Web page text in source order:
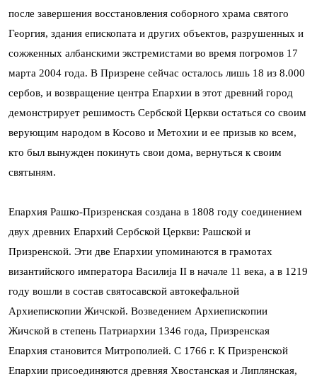
после завершения восстановления соборного храма святого
Георгия, здания епископата и других объектов, разрушенных и
сожженных албанскими экстремистами во время погромов 17
марта 2004 года. В Призрене сейчас осталось лишь 18 из 8.000
сербов, и возвращение центра Епархии в этот древний город
демонстрирует решимость Сербской Церкви остаться со своим
верующим народом в Косово и Метохии и ее призыв ко всем,
кто был вынужден покинуть свои дома, вернуться к своим
святыням.
Епархия Рашко-Призренская создана в 1808 году соединением
двух древних Епархий Сербской Церкви: Рашской и
Призренской. Эти две Епархии упоминаются в грамотах
византийского императора Василија II в начале 11 века, а в 1219
году вошли в состав святосавской автокефальной
Архиепископии Жичской. Возведением Архиепископии
Жичской в степень Патриархии 1346 года, Призренская
Епархия становится Митрополией. С 1766 г. К Призренской
Епархии присоединяются древняя Хвостанская и Липлянская,